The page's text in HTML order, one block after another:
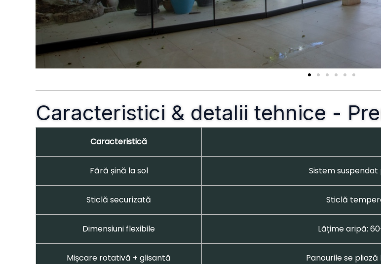
Caracteristici & detalii tehnice -
Caracteristică
Fără șină la sol Sistem
Sticlă securizată Sticlă
Dimensiuni flexibile Lățime aripă:
Mișcare rotativă + glisantă Panourile se